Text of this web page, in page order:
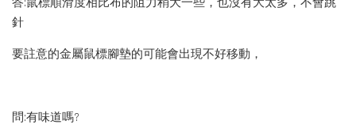
針
要註意的金屬鼠標腳墊的可能會出現不好移動，
問:有味道嗎?